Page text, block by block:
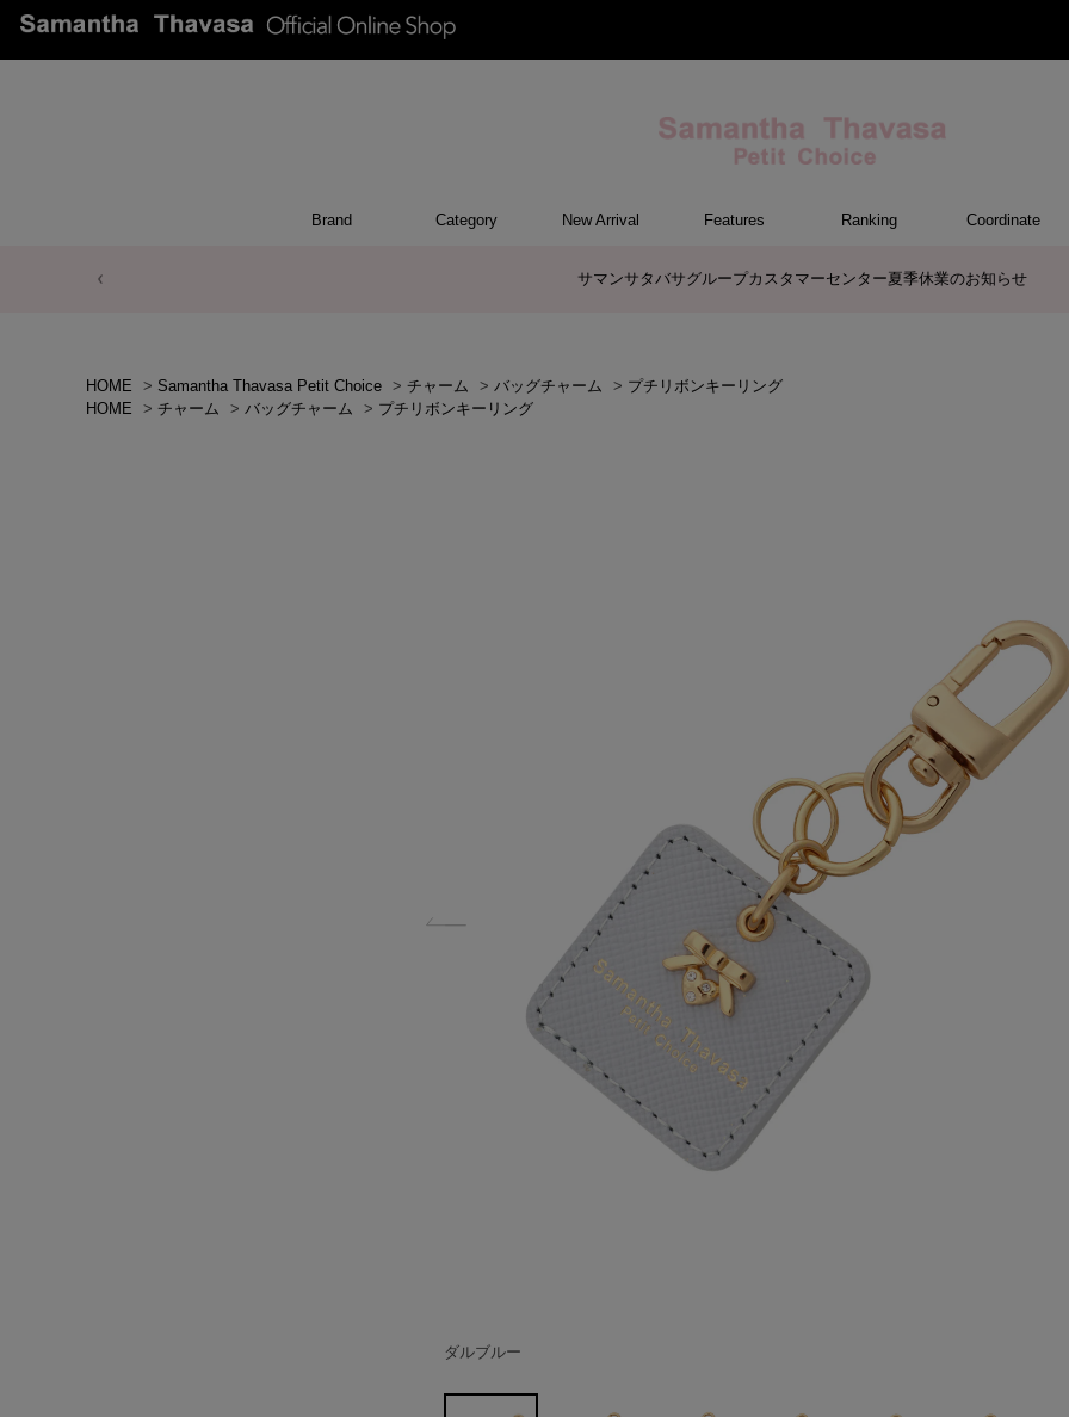
Brand Category
トートバッグ/ブリーフ
ショルダーバッグ/ミニバッグ
ボストンバッグ
リュック/バックパック
ボディバッグ/ウエストポーチ
ウォレット&スマホショルダーバッ
バッグその他
ケアアイテム
長財布
中財布
折財布/ミニ財布
コインケース/マルチケース
財布・小物その他
ポーチ
カードケース/名刺入れ
キーケース
パスケース
モバイルグッズ
ケース/ポーチその他
ファスナートップチャーム
バッグチャーム
チャームその他
New Arrival Features Ranking Coordinate
サマンサタバサグループカスタマーセンター夏季休業のお知らせ
HOME > Samantha Thavasa Petit Choice > チャーム > バッグチャーム > プチリボンキーリング
HOME
> チャーム > バッグチャーム > プチリボンキーリング
ダルブルー
オフホワイト
ピンク
グレージュ